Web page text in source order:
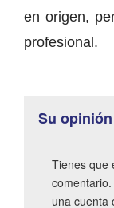
en origen,
profesional.
Su
Tienes que
una cuenta